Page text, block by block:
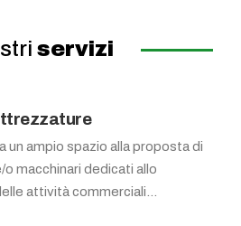
servizi
un ampio spazio alla proposta di
macchinari dedicati allo
attività commerciali...